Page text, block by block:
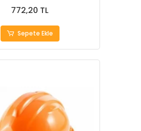
772,20 TL
Sepete Ekle